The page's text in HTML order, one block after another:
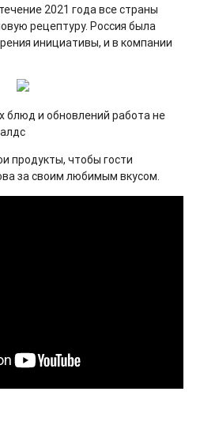
2021 года все страны
рецептуру. Россия была
инициативы, и в компании
блюд и обновлений работа не
продукты, чтобы гости
за своим любимым вкусом.